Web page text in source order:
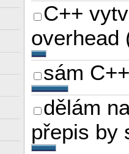
C++
overhead
sám
dělám
přepis by